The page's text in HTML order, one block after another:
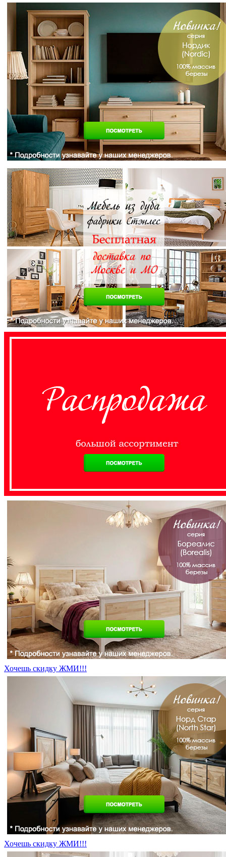
Хочешь скидку ЖМИ!!!
Хочешь скидку ЖМИ!!!